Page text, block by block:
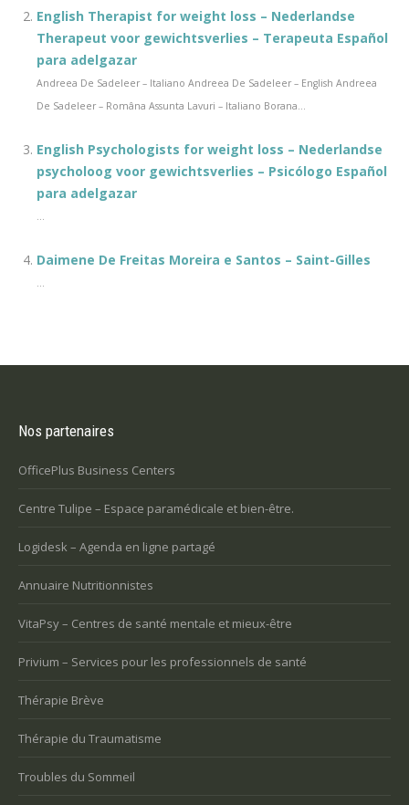
English Therapist for weight loss – Nederlandse
Therapeut voor gewichtsverlies – Terapeuta Español
para adelgazar
Andreea De Sadeleer – Italiano Andreea De Sadeleer – English Andreea
De Sadeleer – Româna Assunta Lavuri – Italiano Borana...
English Psychologists for weight loss – Nederlandse
psycholoog voor gewichtsverlies – Psicólogo Español
para adelgazar
Daimene De Freitas Moreira e Santos – Saint-Gilles
Nos partenaires
OfficePlus Business Centers
Centre Tulipe – Espace paramédicale et bien-être.
Logidesk – Agenda en ligne partagé
Annuaire Nutritionnistes
VitaPsy – Centres de santé mentale et mieux-être
Privium – Services pour les professionnels de santé
Thérapie Brève
Thérapie du Traumatisme
Troubles du Sommeil